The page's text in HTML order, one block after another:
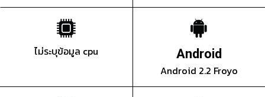
ไม่ระบุข้อมูล cpu Android
Android 2.2 Froyo